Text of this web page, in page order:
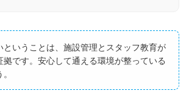
ということは、施設管理とスタッフ教育が
です。安心して通える環境が整っている